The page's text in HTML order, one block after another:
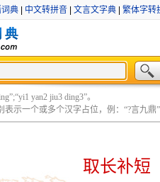
典 中文转拼音 文言文字典 繁体字转
yan2 jiu3 ding3”。
示一个或多个汉字占位，例：“?言九鼎”
取长补短